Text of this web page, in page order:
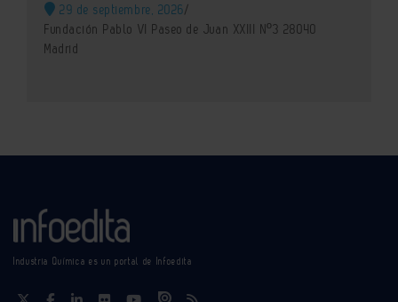
29 de septiembre, 2026/
Fundación Pablo VI Paseo de Juan XXIII Nº3 28040
Madrid
Industria Química es un portal de Infoedita